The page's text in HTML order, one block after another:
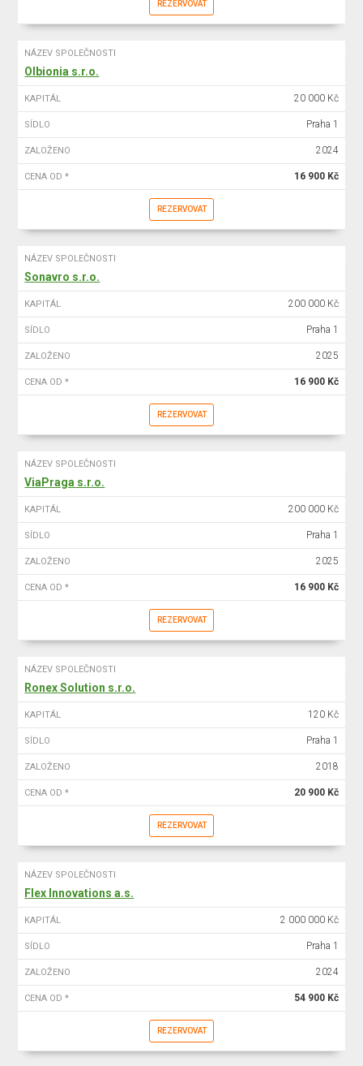
REZERVOVAT
NÁZEV SPOLEČNOSTI
Olbionia s.r.o.
KAPITÁL 20 000 Kč
SÍDLO Praha 1
ZALOŽENO 2024
CENA OD * 16 900 Kč
REZERVOVAT
NÁZEV SPOLEČNOSTI
Sonavro s.r.o.
KAPITÁL 200 000 Kč
SÍDLO Praha 1
ZALOŽENO 2025
CENA OD * 16 900 Kč
REZERVOVAT
NÁZEV SPOLEČNOSTI
ViaPraga s.r.o.
KAPITÁL 200 000 Kč
SÍDLO Praha 1
ZALOŽENO 2025
CENA OD * 16 900 Kč
REZERVOVAT
NÁZEV SPOLEČNOSTI
Ronex Solution s.r.o.
KAPITÁL 120 Kč
SÍDLO Praha 1
ZALOŽENO 2018
CENA OD * 20 900 Kč
REZERVOVAT
NÁZEV SPOLEČNOSTI
Flex Innovations a.s.
KAPITÁL 2 000 000 Kč
SÍDLO Praha 1
ZALOŽENO 2024
CENA OD * 54 900 Kč
REZERVOVAT